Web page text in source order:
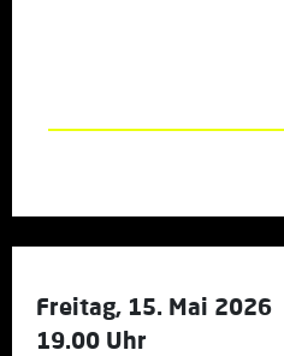
Freitag, 15. Mai 2026
19.00 Uhr